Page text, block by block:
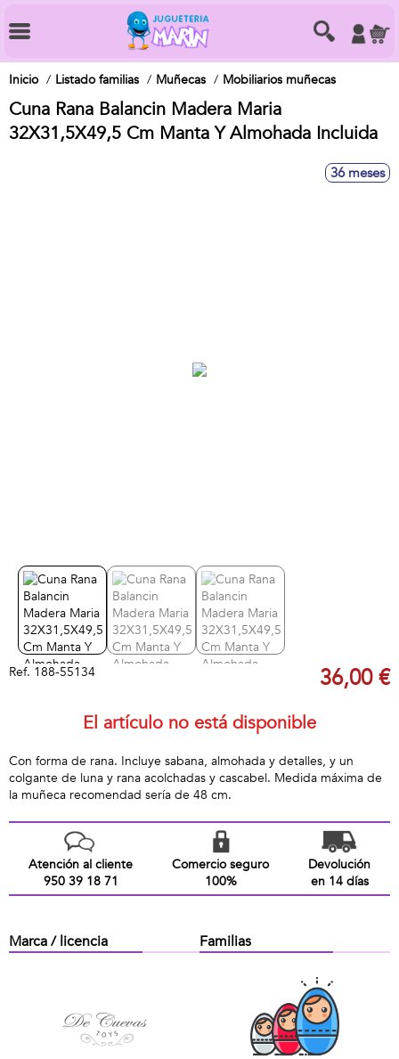
Inicio Listado familias Muñecas Mobiliarios muñecas
Cuna Rana Balancin Madera Maria
32X31,5X49,5 Cm Manta Y Almohada Incluida
36 meses
Ref. 188-55134 36,00 €
El artículo no está disponible
Con forma de rana. Incluye sabana, almohada y detalles, y un
colgante de luna y rana acolchadas y cascabel. Medida máxima de
la muñeca recomendad sería de 48 cm.
Atención al cliente
950 39 18 71
Comercio seguro
100%
Devolución
en 14 días
Marca / licencia Familias